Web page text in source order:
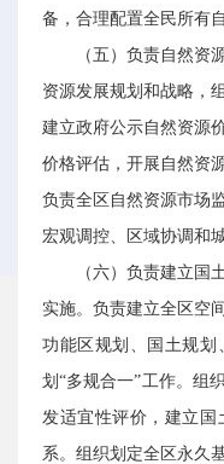
备，合理配置全民所有
（五）负责自然资
资源发展规划和战略，
建立政府公示自然资源
价格评估，开展自然资
负责全区自然资源市场
宏观调控、区域协调和
（六）负责建立国
实施。负责建立全区空
功能区规划、国土规
划“多规合一”工作。组
发适宜性评价，建立
系。组织划定全区永久